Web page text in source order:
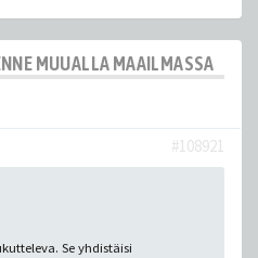
MUUALLA MAAILMASSA
#108921
Se yhdistäisi